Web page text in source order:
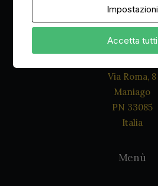
Dove siamo
Via Roma, 8
Maniago
PN 33085
Italia
Menù
Impostazioni
Accetta tutti